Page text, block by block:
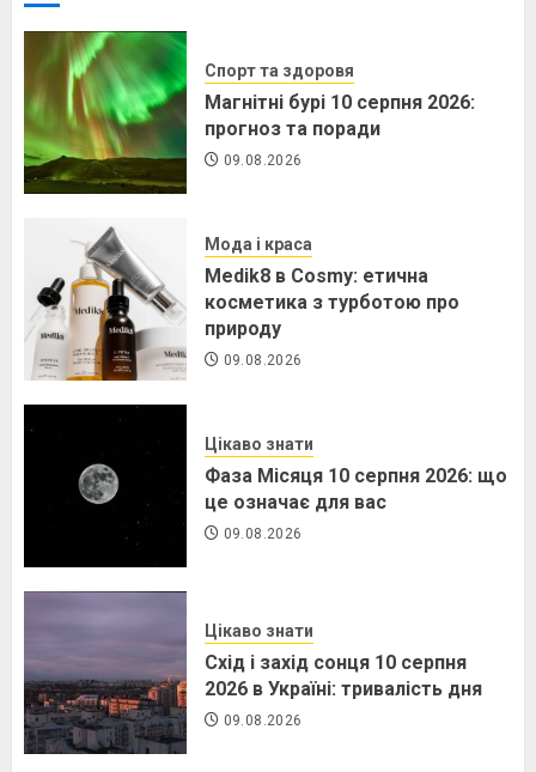
Спорт та здоровя
Магнітні бурі 10 серпня 2026:
прогноз та поради
09.08.2026
Мода і краса
Medik8 в Cosmy: етична
косметика з турботою про
природу
09.08.2026
Цікаво знати
Фаза Місяця 10 серпня 2026: що
це означає для вас
09.08.2026
Цікаво знати
Схід і захід сонця 10 серпня
2026 в Україні: тривалість дня
09.08.2026